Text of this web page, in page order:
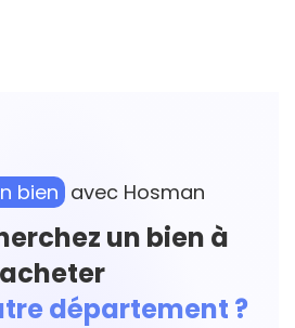
bien avec Hosman
un bien à
acheter
département ?